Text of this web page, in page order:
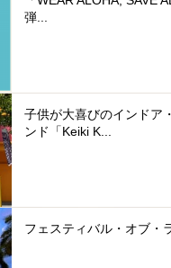
弾...
子供が大喜びのインドア
ンド「Keiki K...
フェスティバル・オブ・